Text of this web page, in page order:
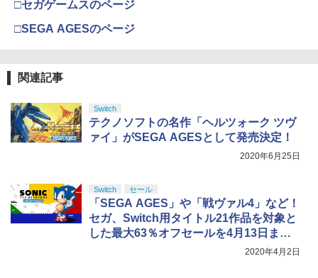
□セガゲームスのページ
□SEGA AGESのページ
関連記事
Switch
テクノソフトの名作「ヘルツォーク ツヴ
ァイ」がSEGA AGESとして発売決定！
2020年6月25日
Switch セール
「SEGA AGES」や「戦ヴァル4」など！
セガ、Switch用タイトル21作品を対象と
した最大63％オフセールを4月13日まで
2020年4月2日